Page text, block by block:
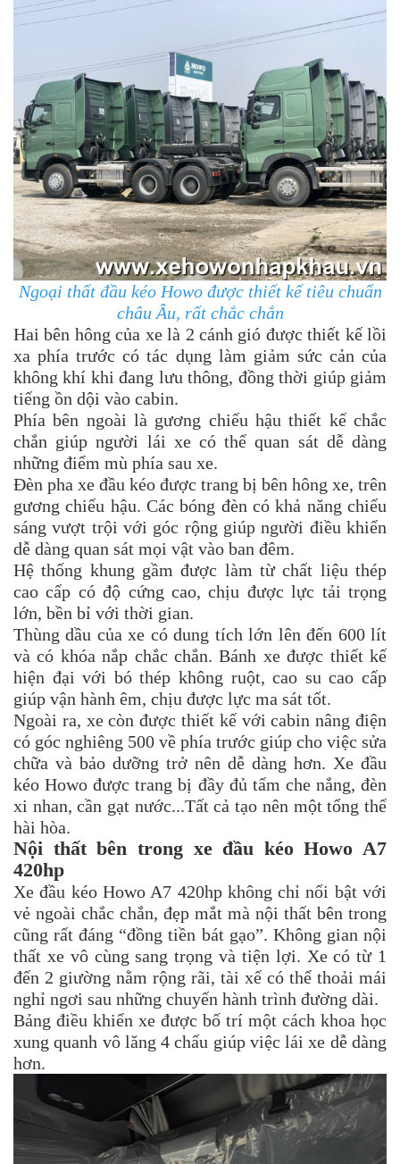
Ngoại thất đầu kéo Howo được thiết kế tiêu chuẩn
châu Âu, rất chắc chắn
Hai bên hông của xe là 2 cánh gió được thiết kế lồi
xa phía trước có tác dụng làm giảm sức cản của
không khí khi đang lưu thông, đồng thời giúp giảm
tiếng ồn dội vào cabin.
Phía bên ngoài là gương chiếu hậu thiết kế chắc
chắn giúp người lái xe có thể quan sát dễ dàng
những điểm mù phía sau xe.
Đèn pha xe đầu kéo được trang bị bên hông xe, trên
gương chiếu hậu. Các bóng đèn có khả năng chiếu
sáng vượt trội với góc rộng giúp người điều khiển
dễ dàng quan sát mọi vật vào ban đêm.
Hệ thống khung gầm được làm từ chất liệu thép
cao cấp có độ cứng cao, chịu được lực tải trọng
lớn, bền bỉ với thời gian.
Thùng dầu của xe có dung tích lớn lên đến 600 lít
và có khóa nắp chắc chắn. Bánh xe được thiết kế
hiện đại với bó thép không ruột, cao su cao cấp
giúp vận hành êm, chịu được lực ma sát tốt.
Ngoài ra, xe còn được thiết kế với cabin nâng điện
có góc nghiêng 500 về phía trước giúp cho việc sửa
chữa và bảo dưỡng trở nên dễ dàng hơn. Xe đầu
kéo Howo được trang bị đầy đủ tấm che nắng, đèn
xi nhan, cần gạt nước...Tất cả tạo nên một tổng thể
hài hòa.
Nội thất bên trong xe đầu kéo Howo A7
420hp
Xe đầu kéo Howo A7 420hp không chỉ nổi bật với
vẻ ngoài chắc chắn, đẹp mắt mà nội thất bên trong
cũng rất đáng “đồng tiền bát gạo”. Không gian nội
thất xe vô cùng sang trọng và tiện lợi. Xe có từ 1
đến 2 giường nằm rộng rãi, tài xế có thể thoải mái
nghỉ ngơi sau những chuyến hành trình đường dài.
Bảng điều khiển xe được bố trí một cách khoa học
xung quanh vô lăng 4 chấu giúp việc lái xe dễ dàng
hơn.